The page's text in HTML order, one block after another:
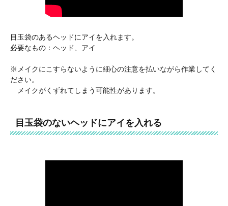
目玉袋のあるヘッドにアイを入れます。
必要なもの：ヘッド、アイ
※メイクにこすらないように細心の注意を払いながら作業してく
ださい。
メイクがくずれてしまう可能性があります。
目玉袋のないヘッドにアイを入れる